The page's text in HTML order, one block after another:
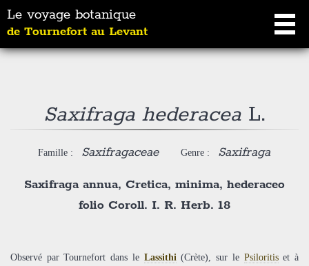
Le voyage botanique
de Tournefort au Levant
Saxifraga hederaceaL.
Famille : Saxifragaceae Genre : Saxifraga
Saxifraga annua, Cretica, minima, hederaceo
folio Coroll. I. R. Herb. 18
Observé par Tournefort dans le Lassithi(Crète), sur le Psiloritiset à